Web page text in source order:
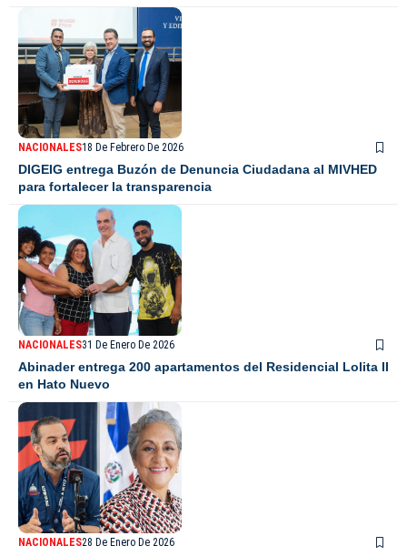
NACIONALES18 De Febrero De 2026
DIGEIG entrega Buzón de Denuncia Ciudadana al MIVHED
para fortalecer la transparencia
NACIONALES31 De Enero De 2026
Abinader entrega 200 apartamentos del Residencial Lolita II
en Hato Nuevo
NACIONALES28 De Enero De 2026